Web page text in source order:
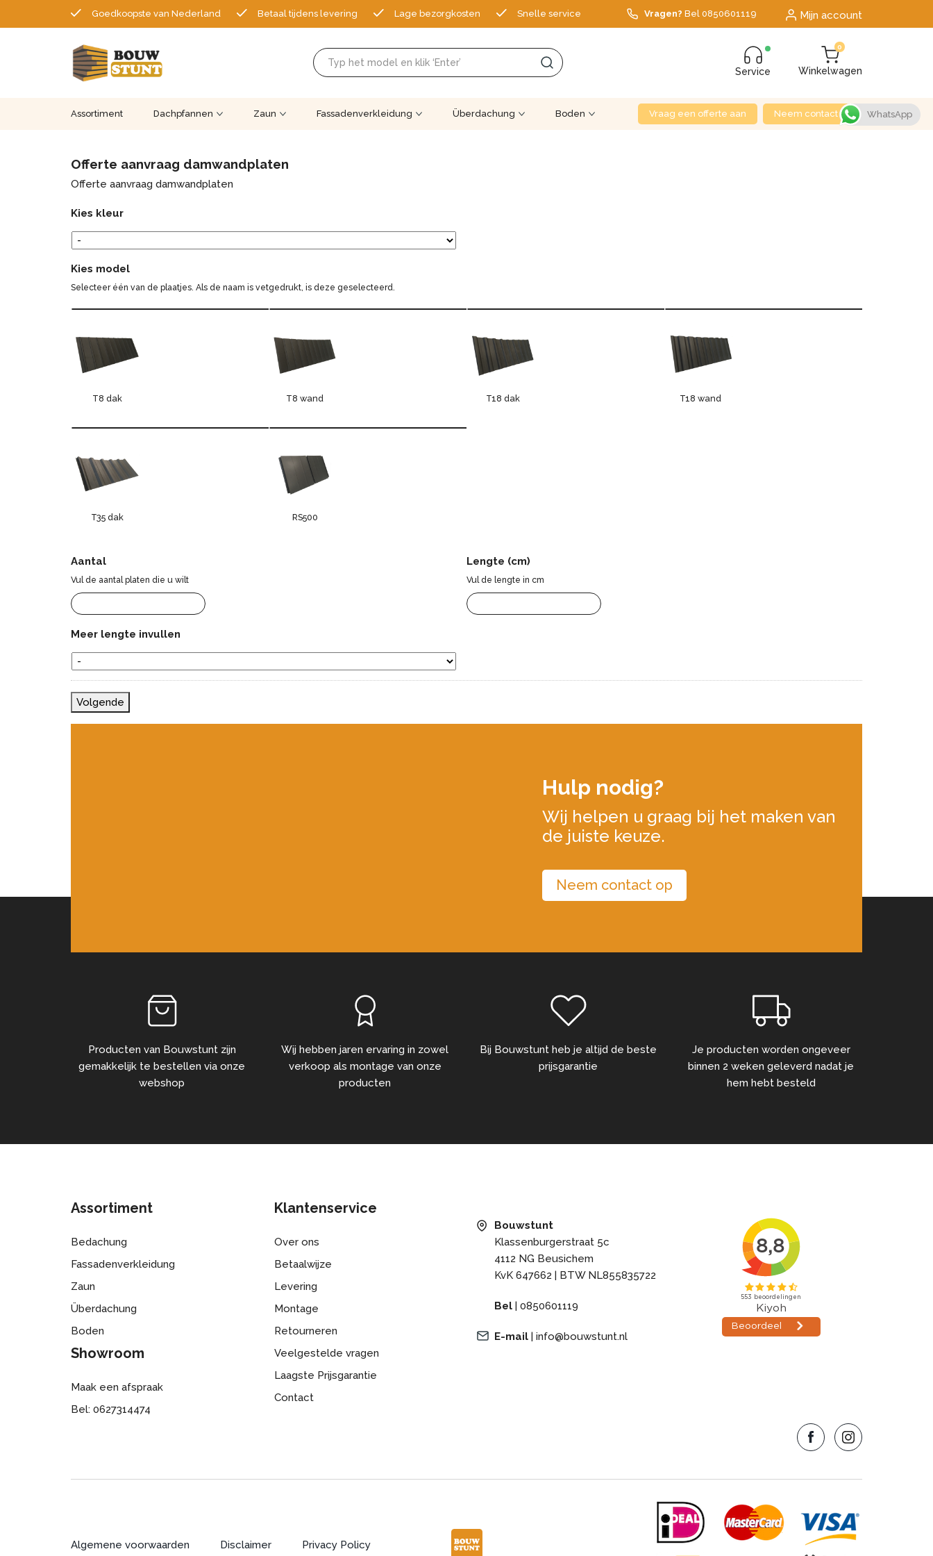
Goedkoopste van Nederland Betaal tijdens levering Lage bezorgkosten Snelle service Vragen? Bel 0850601119 Mijn account
Service Winkelwagen
0
Assortiment Dachpfannen Zaun Fassadenverkleidung Überdachung Boden Vraag een offerte aan Neem contact op
Offerte aanvraag damwandplaten
Offerte aanvraag damwandplaten
Kies kleur
Kies model
Selecteer één van de plaatjes. Als de naam is vetgedrukt, is deze geselecteerd.
T8 dak T8 wand T18 dak T18 wand
T35 dak RS500
Aantal
Vul de aantal platen die u wilt
Lengte (cm)
Vul de lengte in cm
Meer lengte invullen
Volgende
Hulp nodig?
Wij helpen u graag bij het maken van
de juiste keuze.
Neem contact op
Producten van Bouwstunt zijn
gemakkelijk te bestellen via onze
webshop
Wij hebben jaren ervaring in zowel
verkoop als montage van onze
producten
Bij Bouwstunt heb je altijd de beste
prijsgarantie
Je producten worden ongeveer
binnen 2 weken geleverd nadat je
hem hebt besteld
Assortiment
Bedachung
Fassadenverkleidung
Zaun
Überdachung
Boden
Showroom
Maak een afspraak
Bel: 0627314474
Klantenservice
Over ons
Betaalwijze
Levering
Montage
Retourneren
Veelgestelde vragen
Laagste Prijsgarantie
Contact
Bouwstunt
Klassenburgerstraat 5c
4112 NG Beusichem
KvK 647662 | BTW NL855835722
Bel | 0850601119
E-mail | info@bouwstunt.nl
Algemene voorwaarden Disclaimer Privacy Policy
WhatsApp